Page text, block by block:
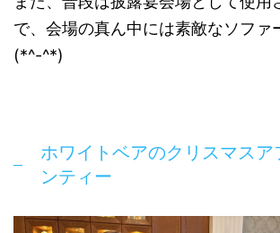
で、会場の真ん中には素敵なソファ
(*^-^*)
ホワイトベアのクリスマスア
ンティー